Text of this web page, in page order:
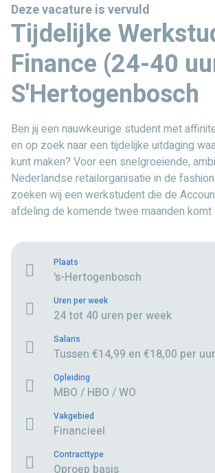
Deze vacature is vervuld
Tijdelijke
Finance (24-40
S'Hertogenbosch
Ben jij een nauwkeurige student met
en op zoek naar een tijdelijke uitdaging
kunt maken? Voor een snelgroeiende,
Nederlandse retailorganisatie in de
zoeken wij een werkstudent die de
afdeling de komende twee maanden komt
Plaats
's-Hertogenbosch
Uren per week
24 tot 40 uren per week
Salaris
Tussen €14,99 en €18,00 per uur
Opleiding
MBO / HBO / WO
Vakgebied
Financieel
Contracttype